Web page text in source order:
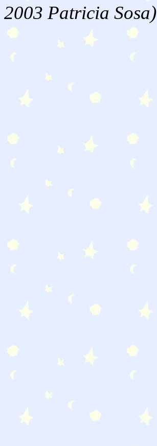
2003 Patricia Sosa)